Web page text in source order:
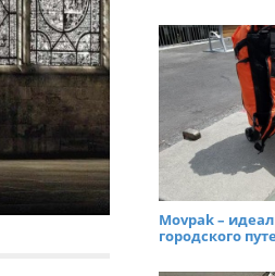
Movpak –
городского